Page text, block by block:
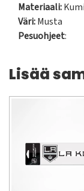
Materiaali:
Väri:Musta
Pesuohjeet:
Lisää